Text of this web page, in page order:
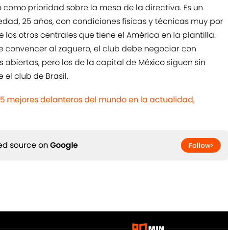
como prioridad sobre la mesa de la directiva. Es un
25 años, con condiciones físicas y técnicas muy por
otros centrales que tiene el América en la plantilla.
convencer al zaguero, el club debe negociar con
abiertas, pero los de la capital de México siguen sin
el club de Brasil.
15 mejores delanteros del mundo en la actualidad,
source on Google Follow